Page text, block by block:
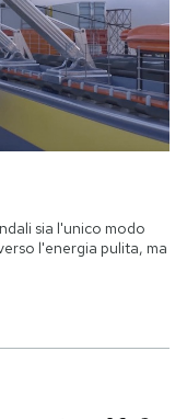
sia l'unico modo
l'energia pulita, ma